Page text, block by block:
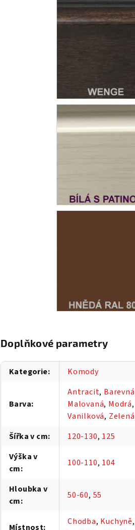
Doplňkové parametry
Kategorie: Komody
Barva:
Antracit, Barevná
Malovaná, Modrá,
Vanilková, Zelená
Šířka v cm: 120-130, 125
Výška v
cm:
100-110, 104
Hloubka v
cm:
50-60, 55
Místnost:
Chodba, Kuchyně,